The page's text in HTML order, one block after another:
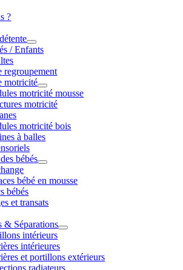
?
/ Enfants
regroupement
motricité
motricité mousse
motricité
motricité bois
à balles
bébés
bébé en mousse
bébés
et transats
& Séparations
intérieurs
intérieures
et portillons extérieurs
radiateurs